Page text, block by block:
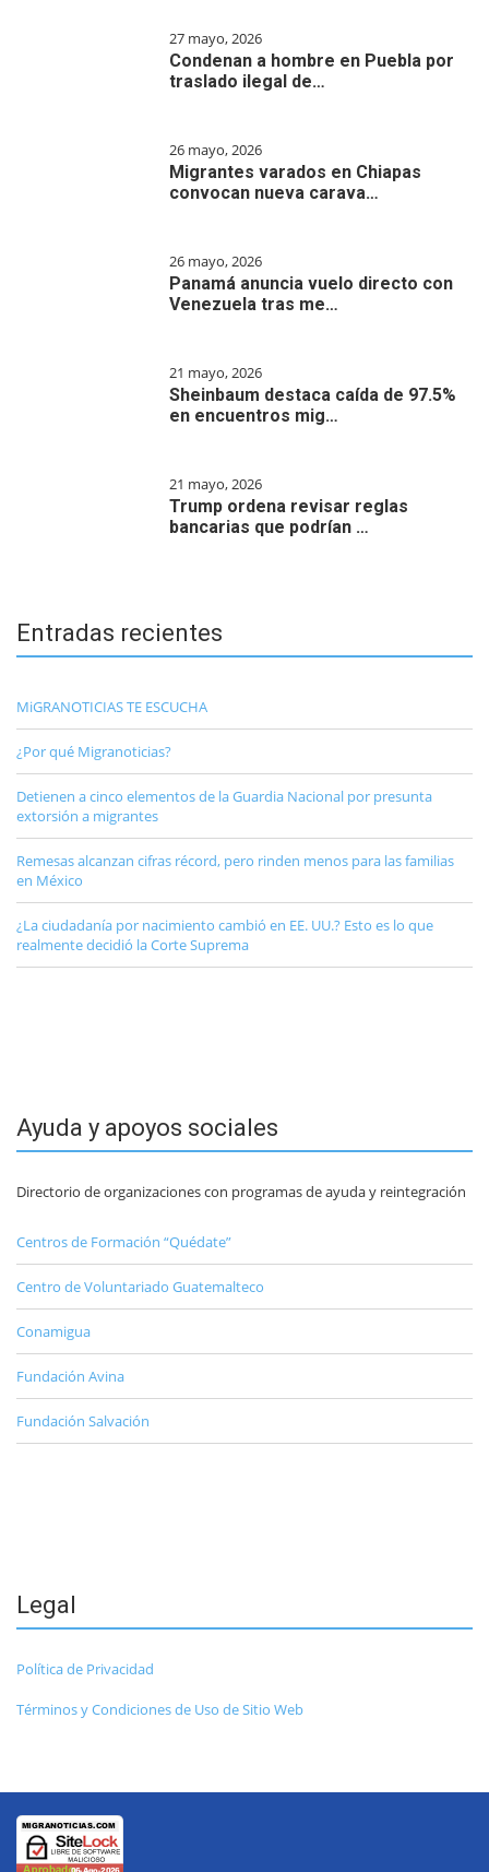
27 mayo, 2026
Condenan a hombre en Puebla por
traslado ilegal de…
26 mayo, 2026
Migrantes varados en Chiapas
convocan nueva carava…
26 mayo, 2026
Panamá anuncia vuelo directo con
Venezuela tras me…
21 mayo, 2026
Sheinbaum destaca caída de 97.5%
en encuentros mig…
21 mayo, 2026
Trump ordena revisar reglas
bancarias que podrían …
Entradas recientes
MiGRANOTICIAS TE ESCUCHA
¿Por qué Migranoticias?
Detienen a cinco elementos de la Guardia Nacional por presunta
extorsión a migrantes
Remesas alcanzan cifras récord, pero rinden menos para las familias
en México
¿La ciudadanía por nacimiento cambió en EE. UU.? Esto es lo que
realmente decidió la Corte Suprema
Ayuda y apoyos sociales
Directorio de organizaciones con programas de ayuda y reintegración
Centros de Formación “Quédate”
Centro de Voluntariado Guatemalteco
Conamigua
Fundación Avina
Fundación Salvación
Legal
Política de Privacidad
Términos y Condiciones de Uso de Sitio Web